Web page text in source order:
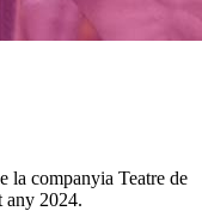
la companyia Teatre de
any 2024.